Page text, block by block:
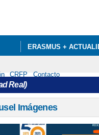
ERASMUS +
CRFP Contacto
Real)
Imágenes